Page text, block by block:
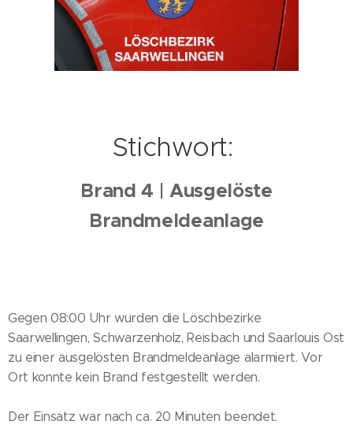
Stichwort:
Brand 4 | Ausgelöste
Brandmeldeanlage
Gegen 08:00 Uhr wurden die Löschbezirke
Saarwellingen, Schwarzenholz, Reisbach und Saarlouis Ost
zu einer ausgelösten Brandmeldeanlage alarmiert. Vor
Ort konnte kein Brand festgestellt werden.
Der Einsatz war nach ca. 20 Minuten beendet.